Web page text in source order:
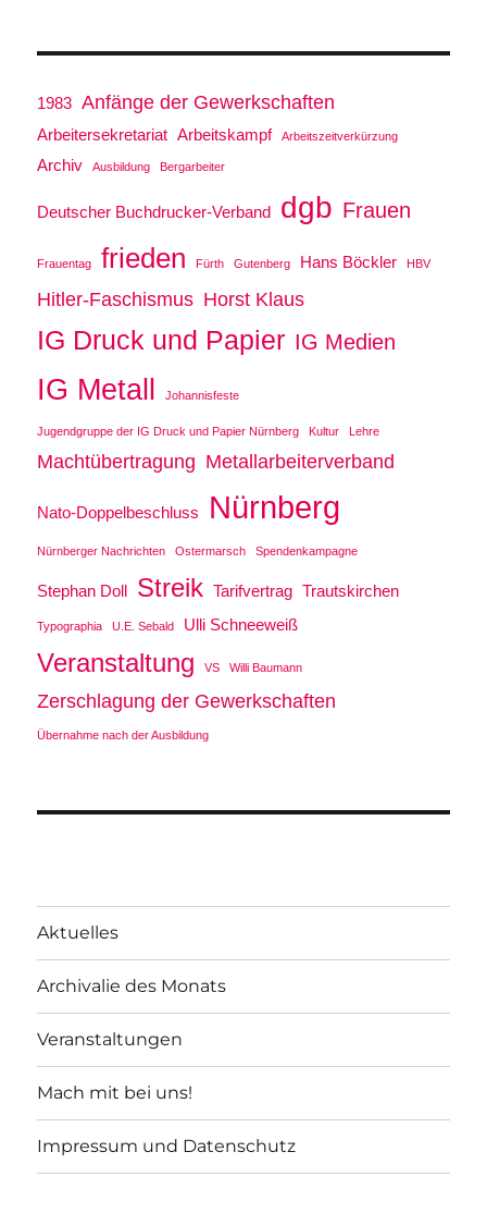
1983 Anfänge der Gewerkschaften
Arbeitersekretariat Arbeitskampf Arbeitszeitverkürzung
Archiv Ausbildung Bergarbeiter
Deutscher Buchdrucker-Verband dgb Frauen
Frauentag frieden Fürth Gutenberg Hans Böckler HBV
Hitler-Faschismus Horst Klaus
IG Druck und Papier IG Medien
IG Metall Johannisfeste
Jugendgruppe der IG Druck und Papier Nürnberg Kultur Lehre
Machtübertragung Metallarbeiterverband
Nato-Doppelbeschluss Nürnberg
Nürnberger Nachrichten Ostermarsch Spendenkampagne
Stephan Doll Streik Tarifvertrag Trautskirchen
Typographia U.E. Sebald Ulli Schneeweiß
Veranstaltung VS Willi Baumann
Zerschlagung der Gewerkschaften
Übernahme nach der Ausbildung
Aktuelles
Archivalie des Monats
Veranstaltungen
Mach mit bei uns!
Impressum und Datenschutz